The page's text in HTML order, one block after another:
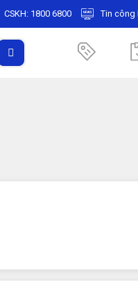
CSKH: 1800 6800 Tin công